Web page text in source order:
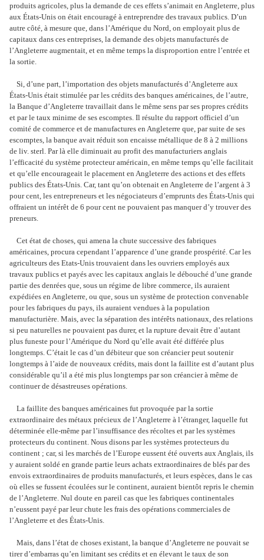
produits agricoles, plus la demande de ces effets s’animait en Angleterre, plus
aux États-Unis on était encouragé à entreprendre des travaux publics. D’un
autre côté, à mesure que, dans l’Amérique du Nord, on employait plus de
capitaux dans ces entreprises, la demande des objets manufacturés de
l’Angleterre augmentait, et en même temps la disproportion entre l’entrée et
la sortie.
Si, d’une part, l’importation des objets manufacturés d’Angleterre aux
États-Unis était stimulée par les crédits des banques américaines, de l’autre,
la Banque d’Angleterre travaillait dans le même sens par ses propres crédits
et par le taux minime de ses escomptes. Il résulte du rapport officiel d’un
comité de commerce et de manufactures en Angleterre que, par suite de ses
escomptes, la banque avait réduit son encaisse métallique de 8 à 2 millions
de liv. sterl. Par là elle diminuait au profit des manufacturiers anglais
l’efficacité du système protecteur américain, en même temps qu’elle facilitait
et qu’elle encourageait le placement en Angleterre des actions et des effets
publics des États-Unis. Car, tant qu’on obtenait en Angleterre de l’argent à 3
pour cent, les entrepreneurs et les négociateurs d’emprunts des États-Unis qui
offraient un intérêt de 6 pour cent ne pouvaient pas manquer d’y trouver des
preneurs.
Cet état de choses, qui amena la chute successive des fabriques
américaines, procura cependant l’apparence d’une grande prospérité. Car les
agriculteurs des Etats-Unis trouvaient dans les ouvriers employés aux
travaux publics et payés avec les capitaux anglais le débouché d’une grande
partie des denrées que, sous un régime de libre commerce, ils auraient
expédiées en Angleterre, ou que, sous un système de protection convenable
pour les fabriques du pays, ils auraient vendues à la population
manufacturière. Mais, avec la séparation des intérêts nationaux, des relations
si peu naturelles ne pouvaient pas durer, et la rupture devait être d’autant
plus funeste pour l’Amérique du Nord qu’elle avait été différée plus
longtemps. C’était le cas d’un débiteur que son créancier peut soutenir
longtemps à l’aide de nouveaux crédits, mais dont la faillite est d’autant plus
considérable qu’il a été mis plus longtemps par son créancier à même de
continuer de désastreuses opérations.
La faillite des banques américaines fut provoquée par la sortie
extraordinaire des métaux précieux de l’Angleterre à l’étranger, laquelle fut
déterminée elle-même par l’insuffisance des récoltes et par les systèmes
protecteurs du continent. Nous disons par les systèmes protecteurs du
continent ; car, si les marchés de l’Europe eussent été ouverts aux Anglais, ils
y auraient soldé en grande partie leurs achats extraordinaires de blés par des
envois extraordinaires de produits manufacturés, et leurs espèces, dans le cas
où elles se fussent écoulées sur le continent, auraient bientôt repris le chemin
de l’Angleterre. Nul doute en pareil cas que les fabriques continentales
n’eussent payé par leur chute les frais des opérations commerciales de
l’Angleterre et des États-Unis.
Mais, dans l’état de choses existant, la banque d’Angleterre ne pouvait se
tirer d’embarras qu’en limitant ses crédits et en élevant le taux de son